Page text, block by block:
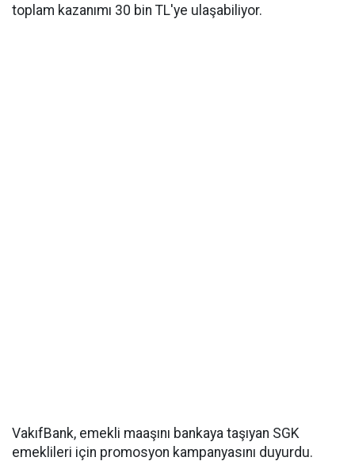
toplam kazanımı 30 bin TL'ye ulaşabiliyor.
VakıfBank, emekli maaşını bankaya taşıyan SGK
emeklileri için promosyon kampanyasını duyurdu.